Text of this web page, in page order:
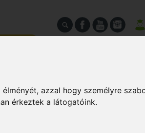
azzal hogy személyre
érkeztek a látogatóink.